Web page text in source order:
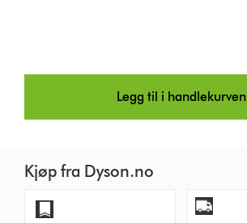
Legg til i handlekurven
Kjøp fra Dyson.no